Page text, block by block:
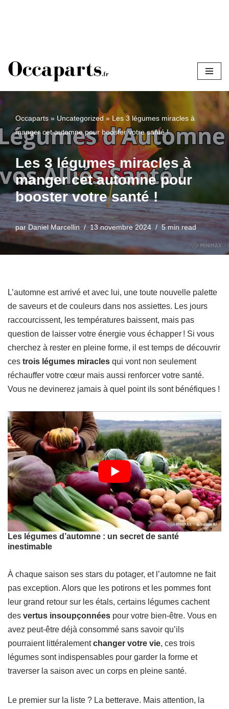
au
Occaparts » Uncategorized »Les 3 légumes miracles à
manger cet automne pour booster votre santé !
Les 3 légumes miracles à
manger cet automne pour
booster votre santé !
par Daniel Marcellin 13 novembre 2024 5 min read
L’automne est arrivé et avec lui, une toute nouvelle palette
de saveurs et de couleurs dans nos assiettes. Les jours
raccourcissent, les températures baissent, mais pas
question de laisser votre énergie vous échapper ! Si vous
cherchez à rester en pleine forme, il est temps de découvrir
ces trois légumes miracles qui vont non seulement
réchauffer votre cœur mais aussi renforcer votre santé.
Vous ne devinerez jamais à quel point ils sont bénéfiques !
Les légumes d’automne : un secret de santé
inestimable
À chaque saison ses stars du potager, et l’automne ne fait
pas exception. Alors que les potirons et les pommes font
leur grand retour sur les étals, certains légumes cachent
des vertus insoupçonnées pour votre bien-être. Vous en
avez peut-être déjà consommé sans savoir qu’ils
pourraient littéralementchanger votre vie, ces trois
légumes sont indispensables pour garder la forme et
traverser la saison avec un corps en pleine santé.
Le premier sur la liste ? La betterave. Mais attention, la